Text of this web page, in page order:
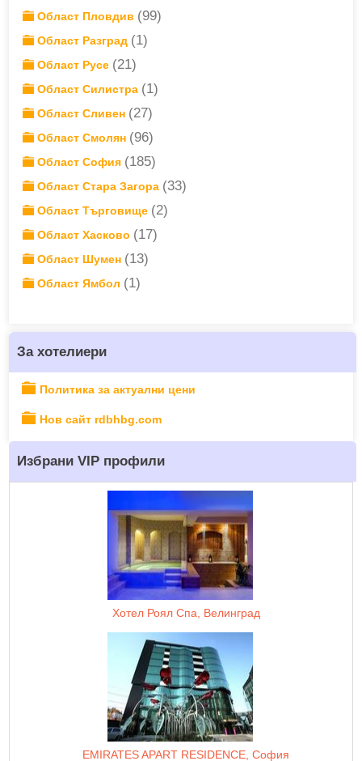
Област Пловдив (99)
Област Разград (1)
Област Русе (21)
Област Силистра (1)
Област Сливен (27)
Област Смолян (96)
Област София (185)
Област Стара Загора (33)
Област Търговище (2)
Област Хасково (17)
Област Шумен (13)
Област Ямбол (1)
За хотелиери
Политика за актуални цени
Нов сайт rdbhbg.com
Избрани VIP профили
Хотел Роял Спа, Велинград
EMIRATES APART RESIDENCE, София